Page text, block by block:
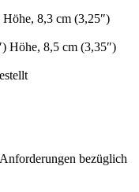
Höhe, 8,3 cm (3,25″)
Höhe, 8,5 cm (3,35″)
bezüglich